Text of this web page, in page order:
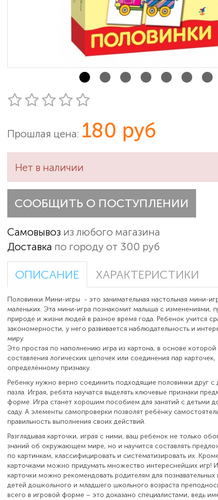
Прошлая цена: 180 руб
Нет в наличии
СООБЩИТЬ О ПОСТУПЛЕНИИ
Самовывоз из любого магазина
Доставка по городу от 300 руб
ОПИСАНИЕ ХАРАКТЕРИСТИКИ
Половинки Мини-игры - это занимательная настольная мини-
маленьких. Эта мини-игра познакомит малыша с изменениями,
природе и жизни людей в разное время года. Ребенок учится
закономерности, у него развивается наблюдательность и
миру.
Это простая по наполнению игра из картона, в основе
составления логических цепочек или соединения пар
определённому признаку.
Ребенку нужно верно соединить подходящие половинки друг с
пазла. Играя, ребята научатся выделять ключевые признаки
форме. Игра станет хорошим пособием для занятий с детьми
саду. А элементы самопроверки позволят ребёнку
правильность выполнения своих действий.
Разглядывая карточки, играя с ними, ваш ребенок не только
знаний об окружающем мире, но и научится составлять
по картинкам, классифицировать и систематизировать их.
карточками можно придумать множество интереснейших игр!
карточки можно рекомендовать родителям для познавательных
детей дошкольного и младшего школьного возраста
всего в игровой форме – это доказано специалистами, ведь